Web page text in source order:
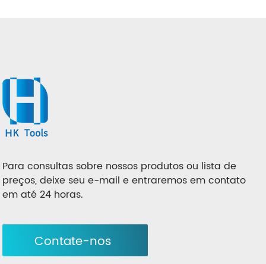
Para consultas sobre nossos produtos ou lista de
preços, deixe seu e-mail e entraremos em contato
em até 24 horas.
Contate-nos